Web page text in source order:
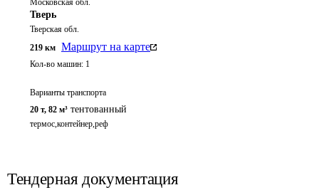
Московская обл.
Тверь
Тверская обл.
219 км Маршрут на карте
Кол-во машин: 1
Варианты транспорта
20 т, 82 м³ тентованный
термос,контейнер,реф
Тендерная документация